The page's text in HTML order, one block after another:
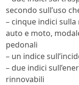
secondo sull’uso
– cinque indici
auto e moto,
pedonali
– un indice
– due indici
rinnovabili